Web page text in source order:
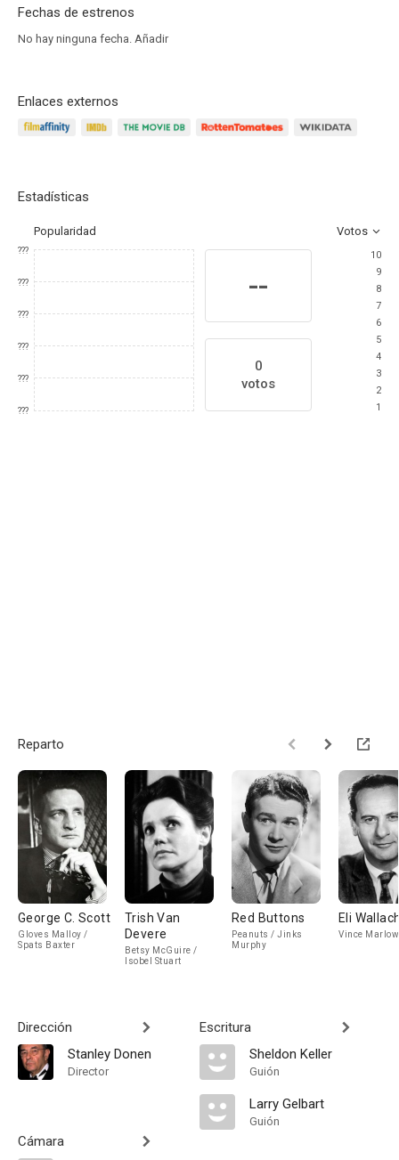
Fechas de estrenos
No hay ninguna fecha. Añadir
Enlaces externos
Estadísticas
Popularidad Votos
???
???
???
???
???
???
--
0
votos
10
9
8
7
6
5
4
3
2
1
Reparto
George C. Scott
Gloves Malloy /
Spats Baxter
Trish Van
Devere
Betsy McGuire /
Isobel Stuart
Red Buttons
Peanuts / Jinks
Murphy
Eli
Vince
Dirección
Stanley Donen
Director
Cámara
Escritura
Sheldon Keller
Guión
Larry Gelbart
Guión